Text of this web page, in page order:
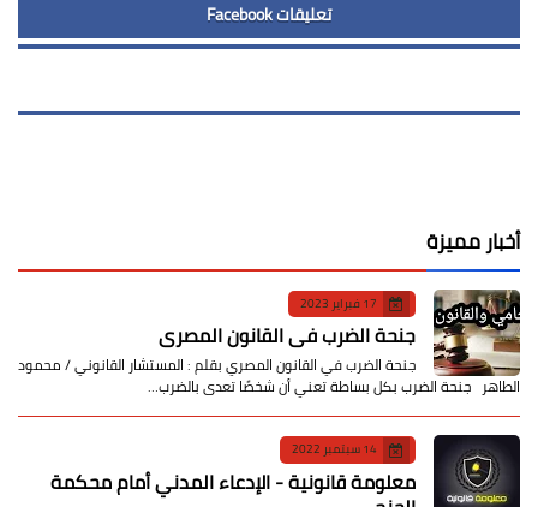
تعليقات Facebook
أخبار مميزة
17 فبراير 2023
جنحة الضرب في القانون المصري
جنحة الضرب في القانون المصري بقلم : المستشار القانوني / محمود
الطاهر جنحة الضرب بكل بساطة تعني أن شخصًا تعدى بالضرب…
14 سبتمبر 2022
معلومة قانونية - الإدعاء المدني أمام محكمة